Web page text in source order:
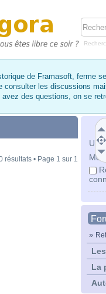
de Framasoft, ferme
les discussions
avez des questions, on se
Mot
»
La
résultats • Page 1 sur 1